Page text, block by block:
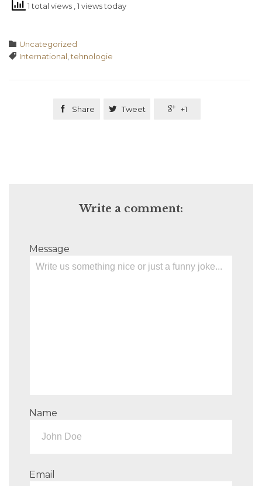
1 total views , 1 views today
 Category
Uncategorized
 Tags
International ,tehnologie
 Share  Tweet  +1
Write a comment:
Message
Name
Email